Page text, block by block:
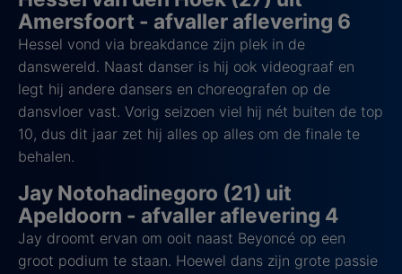
Amersfoort - afvaller aflevering 6
Hessel vond via breakdance zijn plek in de
danswereld. Naast danser is hij ook videograaf en
legt hij andere dansers en choreografen op de
dansvloer vast. Vorig seizoen viel hij nét buiten de top
10, dus dit jaar zet hij alles op alles om de finale te
behalen.
Jay Notohadinegoro (21) uit
Apeldoorn - afvaller aflevering 4
Jay droomt ervan om ooit naast Beyoncé op een
groot podium te staan. Hoewel dans zijn grote passie